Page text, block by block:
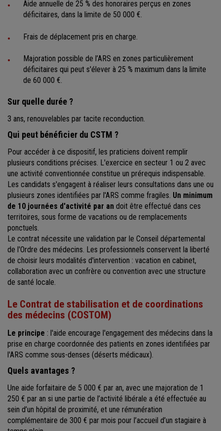
Aide annuelle de 25 % des honoraires perçus en zones
déficitaires, dans la limite de 50 000 €.
Frais de déplacement pris en charge.
Majoration possible de l’ARS en zones particulièrement
déficitaires qui peut s'élever à 25 % maximum dans la limite
de 60 000 €.
Sur quelle durée ?
3 ans, renouvelables par tacite reconduction.
Qui peut bénéficier du CSTM ?
Pour accéder à ce dispositif, les praticiens doivent remplir
plusieurs conditions précises. L'exercice en secteur 1 ou 2 avec
une activité conventionnée constitue un prérequis indispensable.
Les candidats s'engagent à réaliser leurs consultations dans une ou
plusieurs zones identifiées par l'ARS comme fragiles. Un minimum
de 10 journées d'activité par an doit être effectué dans ces
territoires, sous forme de vacations ou de remplacements
ponctuels.
Le contrat nécessite une validation par le Conseil départemental
de l'Ordre des médecins. Les professionnels conservent la liberté
de choisir leurs modalités d'intervention : vacation en cabinet,
collaboration avec un confrère ou convention avec une structure
de santé locale.
Le Contrat de stabilisation et de coordinations
des médecins (COSTOM)
Le principe : l'aide encourage l'engagement des médecins dans la
prise en charge coordonnée des patients en zones identifiées par
l'ARS comme sous-denses (déserts médicaux).
Quels avantages ?
Une aide forfaitaire de 5 000 € par an, avec une majoration de 1
250 € par an si une partie de l’activité libérale a été effectuée au
sein d’un hôpital de proximité, et une rémunération
complémentaire de 300 € par mois pour l’accueil d’un stagiaire à